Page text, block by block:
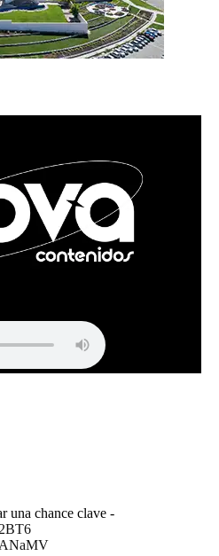
una chance clave -